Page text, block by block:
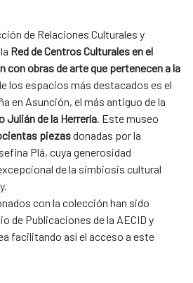
de Relaciones Culturales y
Red de Centros Culturales en el
obras de arte que pertenecen a la
los espacios más destacados es el
en Asunción, el más antiguo de la
Julián de la Herrería. Este museo
piezasdonadas por la
Plá, cuya generosidad
de la simbiosis cultural
con la colección han sido
de Publicaciones de la AECID y
facilitando así el acceso a este